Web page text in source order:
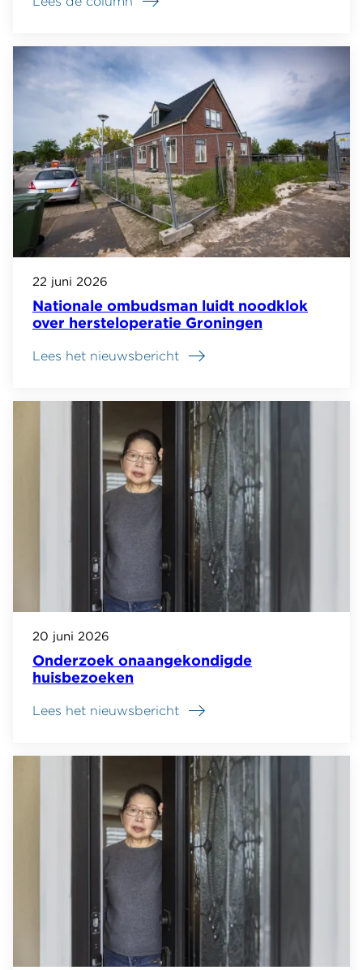
Nationale ombudsman luidt noodklok
over hersteloperatie Groningen
22 juni 2026
Lees het nieuwsbericht
Onderzoek onaangekondigde
huisbezoeken
20 juni 2026
Lees het nieuwsbericht